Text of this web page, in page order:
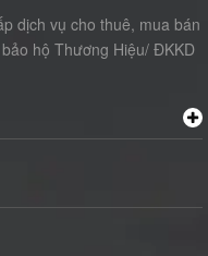
dịch vụ cho thuê, mua bán
hộ Thương Hiệu/ ĐKKD